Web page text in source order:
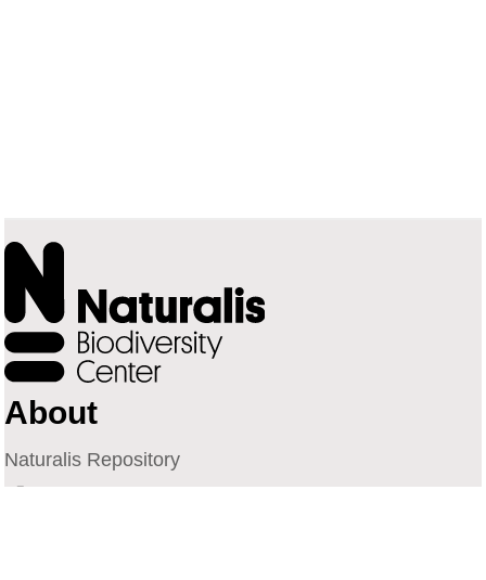
About
Naturalis Repository